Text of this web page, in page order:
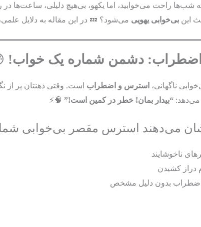
که شب‌ها راحت می‌خوابید، اما یکهو، بی‌هیچ دلیلی،
این بی‌خوابی یهویی می‌شود؟ 💤 در این مقاله به دلایل
دشمن شماره یک خواب!
ناگهانی، استرس و اضطراب است. وقتی ذهنتان پر از
“بیدار بمان! خطر در کمین است!”🧠⚡
می‌دهند استرس مقصر بی‌خوابی
ناخوشایند
دراز کشیدن
بدون دلیل مشخص